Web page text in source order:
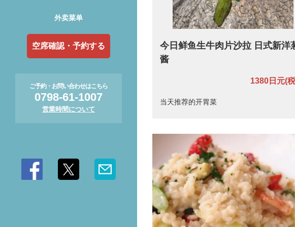
外卖菜单
空席確認・予約する
ご予約・お問い合わせはこちら
0798-61-1007
営業時間について
今日鲜鱼生牛肉片沙拉 日式新洋
酱
1380日元(
当天推荐的开胃菜